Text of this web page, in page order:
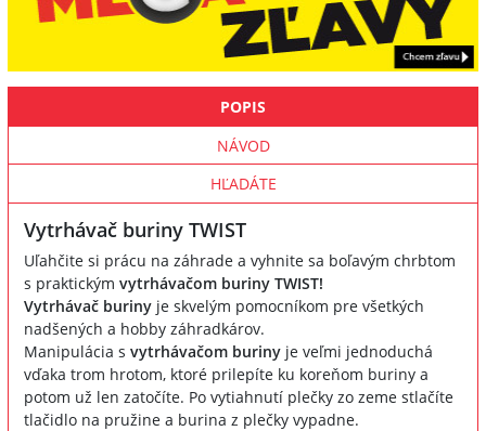
POPIS
NÁVOD
HĽADÁTE
Vytrhávač buriny TWIST
Uľahčite si prácu na záhrade a vyhnite sa boľavým chrbtom
s praktickým vytrhávačom buriny TWIST!
Vytrhávač buriny je skvelým pomocníkom pre všetkých
nadšených a hobby záhradkárov.
Manipulácia s vytrhávačom buriny je veľmi jednoduchá
vďaka trom hrotom, ktoré prilepíte ku koreňom buriny a
potom už len zatočíte. Po vytiahnutí plečky zo zeme stlačíte
tlačidlo na pružine a burina z plečky vypadne.